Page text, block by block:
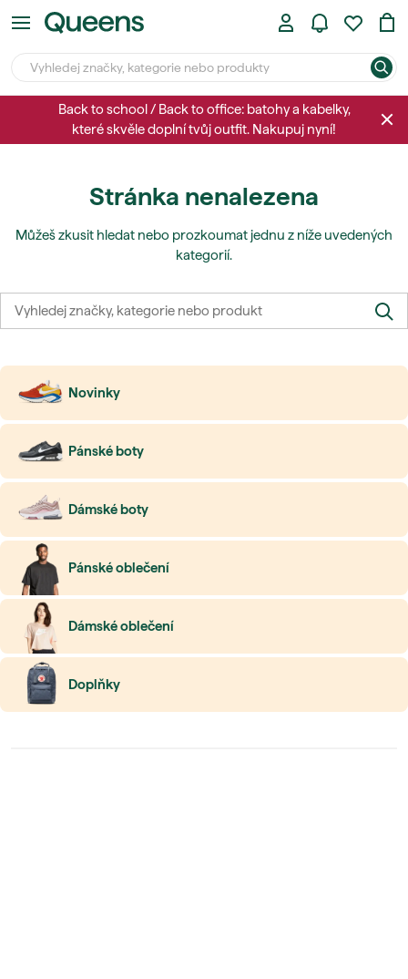
Back to school / Back to office: batohy a kabelky,
které skvěle doplní tvůj outfit. Nakupuj nyní!
Stránka nenalezena
Můžeš zkusit hledat nebo prozkoumat jednu z níže uvedených
kategorií.
Novinky
Pánské boty
Dámské boty
Pánské oblečení
Dámské oblečení
Doplňky